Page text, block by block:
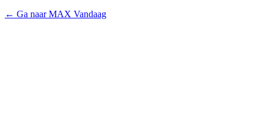
← Ga naar MAX Vandaag